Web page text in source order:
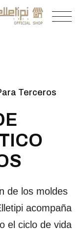
Terceros
E
CO
S
de los moldes
acompaña
el ciclo de vida